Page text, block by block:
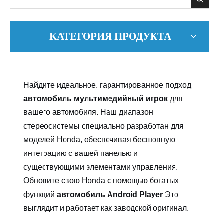
КАТЕГОРИЯ ПРОДУКТА
Найдите идеальное, гарантированное подход
автомобиль мультимедийный игрок для
вашего автомобиля. Наш диапазон
стереосистемы специально разработан для
моделей Honda, обеспечивая бесшовную
интеграцию с вашей панелью и
существующими элементами управления.
Обновите свою Honda с помощью богатых
функций автомобиль Android Player Это
выглядит и работает как заводской оригинал.